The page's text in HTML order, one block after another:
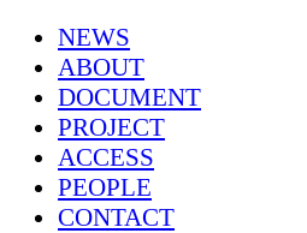
NEWS
ABOUT
DOCUMENT
PROJECT
ACCESS
PEOPLE
CONTACT